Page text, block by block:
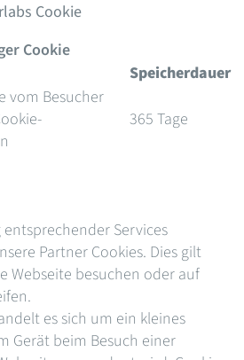
Cookie
Cookie
Speicherdauer
vom Besucher
365 Tage
Services
Partner Cookies. Dies gilt
Webseite besuchen oder auf
es sich um ein kleines
Gerät beim Besuch einer